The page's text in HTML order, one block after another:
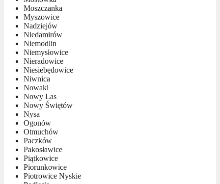
Moszczanka
Myszowice
Nadziejów
Niedamirów
Niemodlin
Niemysłowice
Nieradowice
Niesiebędowice
Niwnica
Nowaki
Nowy Las
Nowy Świętów
Nysa
Ogonów
Otmuchów
Paczków
Pakosławice
Piątkowice
Piorunkowice
Piotrowice Nyskie